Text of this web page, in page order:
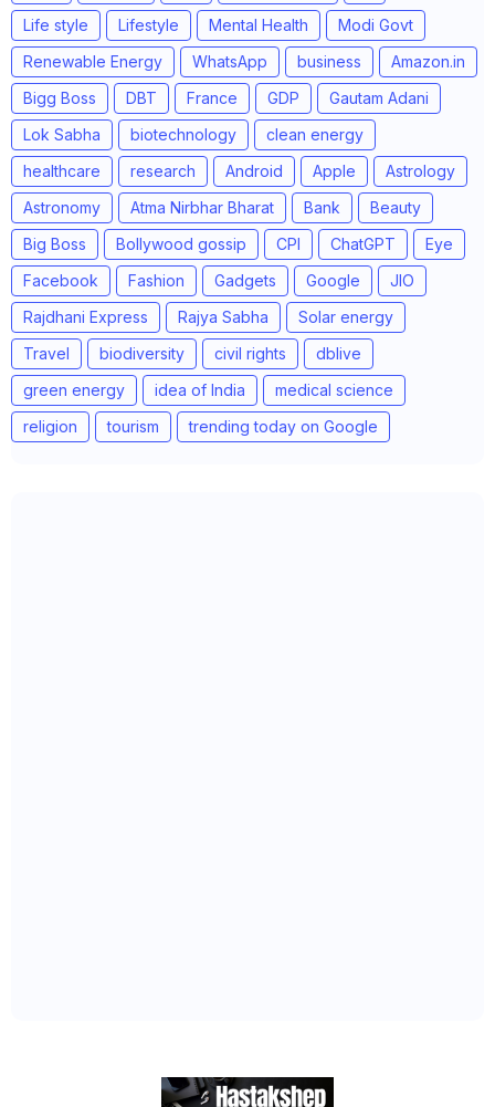
Life style
Lifestyle Mental Health
Modi Govt
Renewable Energy
WhatsApp business
Amazon.in
Bigg Boss
DBT France GDP
Gautam Adani
Lok Sabha
biotechnology
clean energy
healthcare
research Android Apple
Astrology
Astronomy
Atma Nirbhar Bharat Bank
Beauty
Big Boss
Bollywood gossip CPI ChatGPT
Eye
Facebook
Fashion Gadgets Google
JIO
Rajdhani Express
Rajya Sabha
Solar energy
Travel
biodiversity civil rights
dblive
green energy
idea of India
medical science
religion
tourism trending today on Google